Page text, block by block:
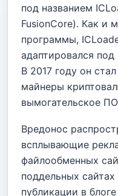
под названием
FusionCore). Как и
программы,
адаптировался
В 2017 году он
майнеры
вымогательское
Вредонос
всплывающие
файлообменных
поддельных
публикации в